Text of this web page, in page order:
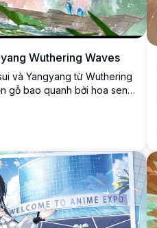
Wuthering Waves
và Yangyang từ Wuthering
gỗ bao quanh bởi hoa sen,